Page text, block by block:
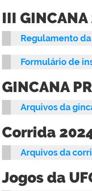
III GINCANA
Regulamento da
Formulário de
GINCANA
Arquivos da
Corrida
Arquivos da
Jogos da